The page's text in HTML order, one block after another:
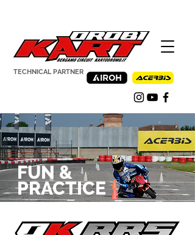
TECHNICAL PARTNER
FUN &
PRACTICE